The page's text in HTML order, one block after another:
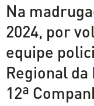
Na
2024, por
equipe
Regional
12ª